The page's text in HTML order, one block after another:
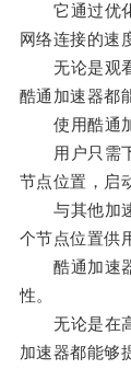
它通过优化
网络连接的速
无论是观看
酷通加速器都
使用酷通加
用户只需下
节点位置，启
与其他加速
个节点位置供
酷通加速器
性。
无论是在高
加速器都能够